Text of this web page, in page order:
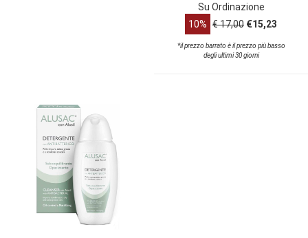
Su Ordinazione
10% € 17,00 €15,23
*il prezzo barrato è il prezzo più basso
degli ultimi 30 giorni